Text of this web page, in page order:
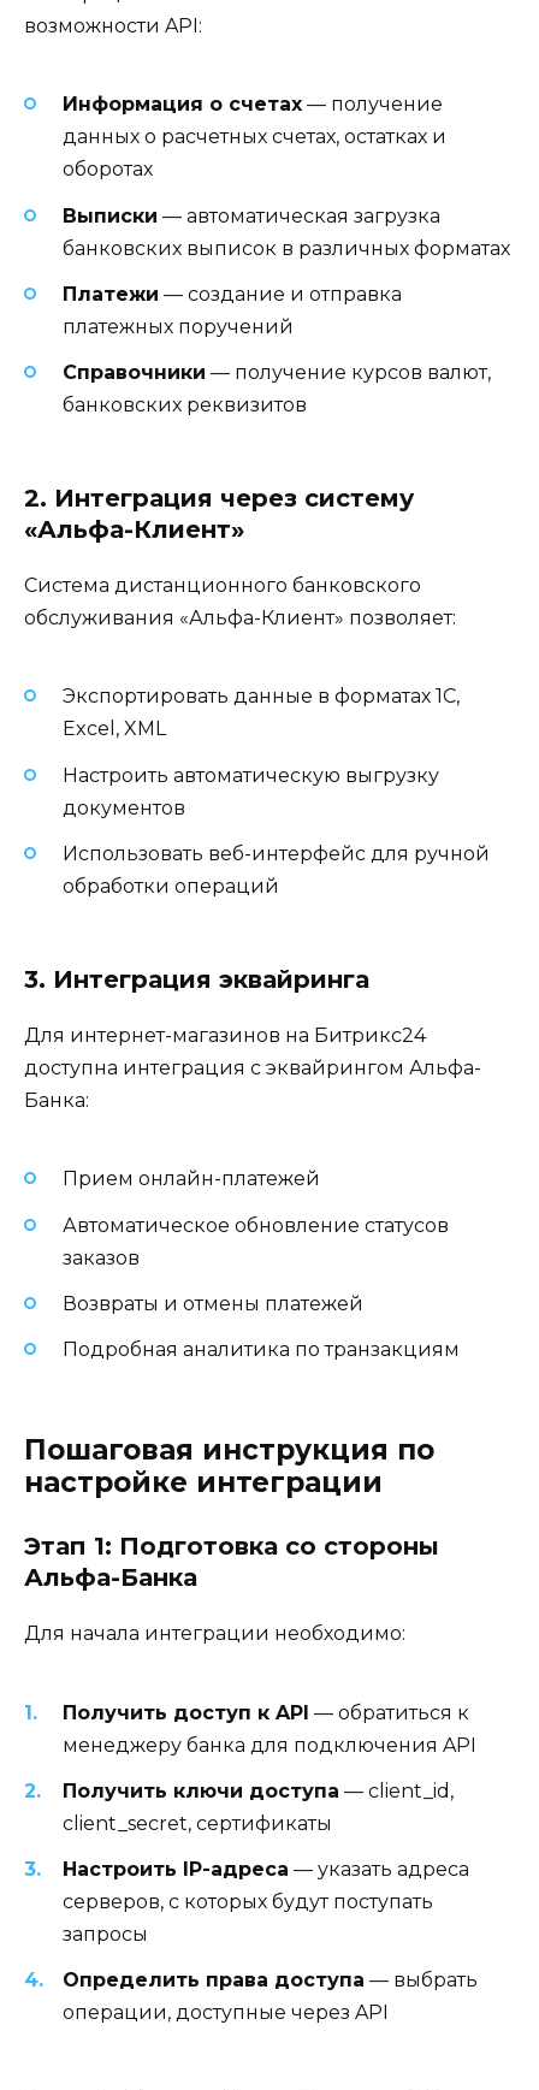
возможности API:
Информация о счетах — получение
данных о расчетных счетах, остатках и
оборотах
Выписки — автоматическая загрузка
банковских выписок в различных форматах
Платежи — создание и отправка
платежных поручений
Справочники — получение курсов валют,
банковских реквизитов
2. Интеграция через систему
«Альфа-Клиент»
Система дистанционного банковского
обслуживания «Альфа-Клиент» позволяет:
Экспортировать данные в форматах 1C,
Excel, XML
Настроить автоматическую выгрузку
документов
Использовать веб-интерфейс для ручной
обработки операций
3. Интеграция эквайринга
Для интернет-магазинов на Битрикс24
доступна интеграция с эквайрингом Альфа-
Банка:
Прием онлайн-платежей
Автоматическое обновление статусов
заказов
Возвраты и отмены платежей
Подробная аналитика по транзакциям
Пошаговая инструкция по
настройке интеграции
Этап 1: Подготовка со стороны
Альфа-Банка
Для начала интеграции необходимо:
Получить доступ к API — обратиться к
менеджеру банка для подключения API
Получить ключи доступа — client_id,
client_secret, сертификаты
Настроить IP-адреса — указать адреса
серверов, с которых будут поступать
запросы
Определить права доступа — выбрать
операции, доступные через API